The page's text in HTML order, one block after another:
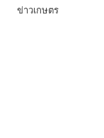
ข่าวเกษตร